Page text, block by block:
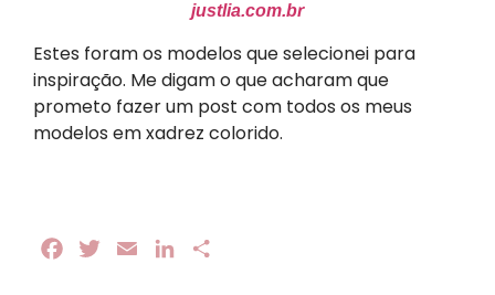
justlia.com.br
Estes foram os modelos que selecionei para
inspiração. Me digam o que acharam que
prometo fazer um post com todos os meus
modelos em xadrez colorido.
FacebookTwitterEmail LinkedIn